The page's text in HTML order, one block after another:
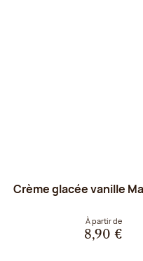
Crème glacée vanille
À partir de
8,90 €